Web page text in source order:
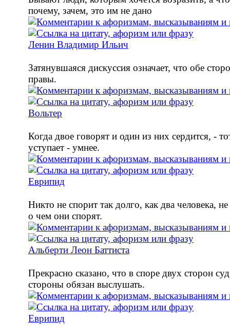
почему, зачем, это им не дано
Ленин Владимир Ильич
Затянувшаяся дискуссия означает, что обе
правы.
Вольтер
Когда двое говорят и один из них сердится, -
уступает - умнее.
Еврипид
Никто не спорит так долго, как два человека,
о чем они спорят.
Альберти Леон Баттиста
Прекрасно сказано, что в споре двух сторон
стороны обязан выслушать.
Еврипид